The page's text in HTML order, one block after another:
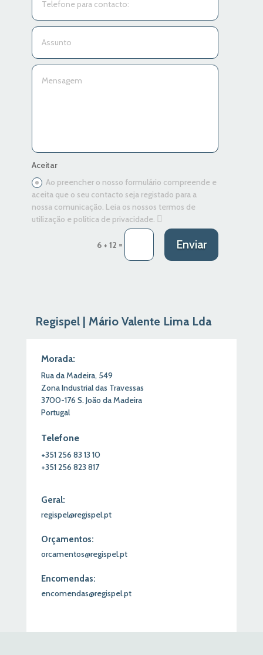
Aceitar
Ao preencher o nosso formulário compreende e
aceita que o seu contacto seja registado para a
nossa comunicação. Leia os nossos termos de
utilização e política de privacidade.
6 + 12 = Enviar
Regispel | Mário Valente Lima Lda
Morada:
Rua da Madeira, 549
Zona Industrial das Travessas
3700-176 S.João da Madeira
Portugal
Telefone
+351256 83 13 10
+351256 823 817
Geral:
regispel@regispel.pt
Orçamentos:
orcamentos@regispel.pt
Encomendas:
encomendas@regispel.pt